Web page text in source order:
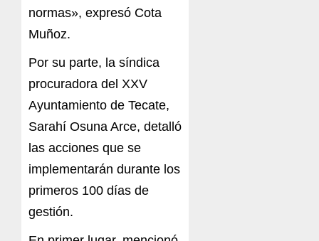
normas», expresó Cota
Muñoz.
Por su parte, la síndica
procuradora del XXV
Ayuntamiento de Tecate,
Sarahí Osuna Arce, detalló
las acciones que se
implementarán durante los
primeros 100 días de
gestión.